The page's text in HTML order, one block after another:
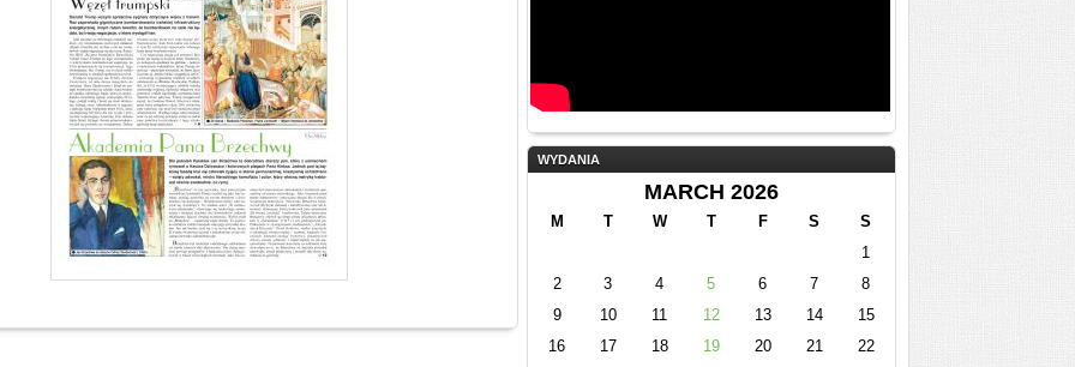
WYDANIA
MARCH 2026
M T W T F S S
1
2
3 4 5 6 7
8
9
10 11 12 13 14
15
16
17 18 19 20 21
22